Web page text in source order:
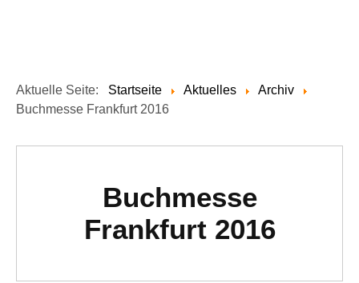
Aktuelle Seite: Startseite Aktuelles
Archiv
Buchmesse Frankfurt 2016
Buchmesse
Frankfurt 2016